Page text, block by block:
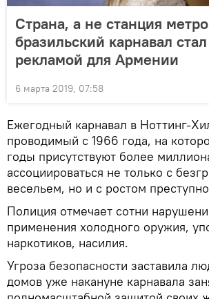
Страна, а не станция
бразильский карнавал
рекламой для Армении
6 марта 2019, 07:58
Ежегодный карнавал в Ноттинг-
проводимый с 1966 года, на
годы присутствуют более
ассоциироваться не только с
весельем, но и с ростом
Полиция отмечает сотни
применения холодного оружия,
наркотиков, насилия.
Угроза безопасности заставила
домов уже накануне карнавала